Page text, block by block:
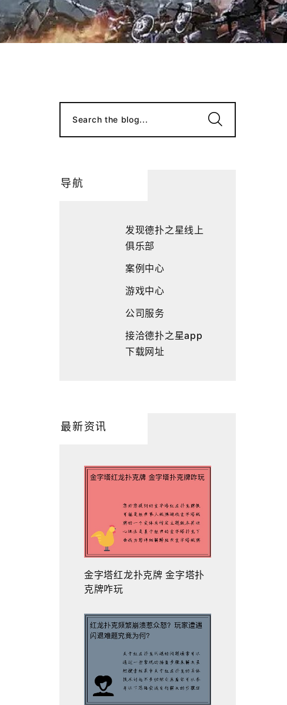
Search the blog...
导航
发现德扑之星线上
俱乐部
案例中心
游戏中心
公司服务
接洽德扑之星app
下载网址
最新资讯
金字塔红龙扑克牌 金字塔扑
克牌咋玩